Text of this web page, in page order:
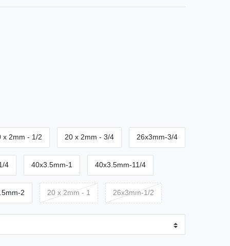
x 2mm - 1/2 20 x 2mm - 3/4 26x3mm-3/4
4 40x3.5mm-1 40x3.5mm-11/4
2 20 x 2mm - 1 26x3mm-1/2